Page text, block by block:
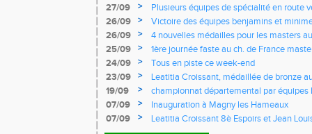
27/09
>
Plusieurs équipes de spécialité en route
France
26/09 >
Victoire des équipes benjamins et
Yvelines
26/09 >
4 nouvelles médailles pour les masters
25/09
>
1ère journée faste au ch. de France
d'argent
24/09 >
Tous en piste ce week-end
23/09
>
Leatitia Croissant, médaillée de bronze
de course de montagne
19/09 >
championnat départemental par
07/09
>
Inauguration à Magny les Hameaux
07/09
>
Leatitia Croissant 8è Espoirs et Jean